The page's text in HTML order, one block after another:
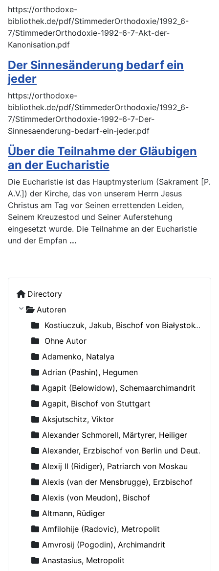
Directory
Autoren
Kostiuczuk, Jakub, Bischof von Białystok und Gdańsk
Ohne Autor
Adamenko, Natalya
Adrian (Pashin), Hegumen
Agapit (Belowidow), Schemaarchimandrit
Agapit, Bischof von Stuttgart
Aksjutschitz, Viktor
Alexander Schmorell, Märtyrer, Heiliger
Alexander, Erzbischof von Berlin und Deutschland
Alexij II (Ridiger), Patriarch von Moskau
Alexis (van der Mensbrugge), Erzbischof
Alexis (von Meudon), Bischof
Altmann, Rüdiger
Amfilohije (Radovic), Metropolit
Amvrosij (Pogodin), Archimandrit
Anastasius, Metropolit
https://orthodoxe-
bibliothek.de/pdf/StimmederOrthodoxie/1992_6-
7/StimmederOrthodoxie-1992-6-7-Akt-der-
Kanonisation.pdf
Der Sinnesänderung bedarf ein
jeder
https://orthodoxe-
bibliothek.de/pdf/StimmederOrthodoxie/1992_6-
7/StimmederOrthodoxie-1992-6-7-Der-
Sinnesaenderung-bedarf-ein-jeder.pdf
Über die Teilnahme der Gläubigen
an der Eucharistie
Die Eucharistie ist das Hauptmysterium (Sakrament [P.
A.V.]) der Kirche, das von unserem Herrn Jesus
Christus am Tag vor Seinen errettenden Leiden,
Seinem Kreuzestod und Seiner Auferstehung
eingesetzt wurde. Die Teilnahme an der Eucharistie
und der Empfan ...